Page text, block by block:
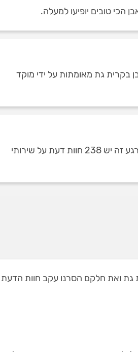
הכי טובים יופיעו למעלה.
בקרית גת מאומתות על ידי מוקד
כמות חוות הדעת על שירותי ליטוש אבן בקרית גת תלויה בכמות שירותי ליטוש האבן שזמינים ומופיעים בכל רגע נתון. ברגע זה יש 238 חוות דעת על שירותי
ליטוש אבן שאי פעם הופיעו בקרית גת ואת חלקם הסרנו עקב חוות הדעת